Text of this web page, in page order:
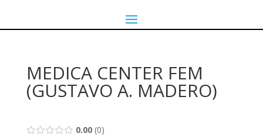
MEDICA CENTER FEM
(GUSTAVO A. MADERO)
0.00 0